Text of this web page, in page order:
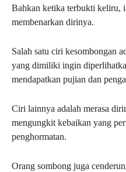
Bahkan ketika terbukti keliru,
membenarkan dirinya.
Salah satu ciri kesombongan
yang dimiliki ingin
mendapatkan pujian dan
Ciri lainnya adalah merasa
mengungkit kebaikan yang
penghormatan.
Orang sombong juga